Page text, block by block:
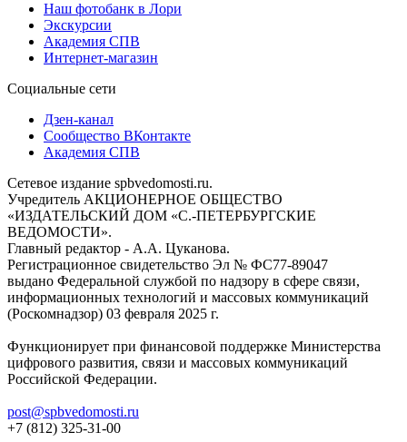
Наш фотобанк в Лори
Экскурсии
Академия СПВ
Интернет-магазин
Социальные сети
Дзен-канал
Сообщество ВКонтакте
Академия СПВ
Сетевое издание spbvedomosti.ru.
Учредитель АКЦИОНЕРНОЕ ОБЩЕСТВО
«ИЗДАТЕЛЬСКИЙ ДОМ «С.-ПЕТЕРБУРГСКИЕ
ВЕДОМОСТИ».
Главный редактор - А.А. Цуканова.
Регистрационное свидетельство Эл № ФС77-89047
выдано Федеральной службой по надзору в сфере связи,
информационных технологий и массовых коммуникаций
(Роскомнадзор) 03 февраля 2025 г.
Функционирует при финансовой поддержке Министерства
цифрового развития, связи и массовых коммуникаций
Российской Федерации.
post@spbvedomosti.ru
+7 (812) 325-31-00